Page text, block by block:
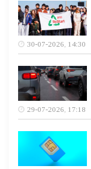
30-07-2026, 14:30
29-07-2026, 17:18